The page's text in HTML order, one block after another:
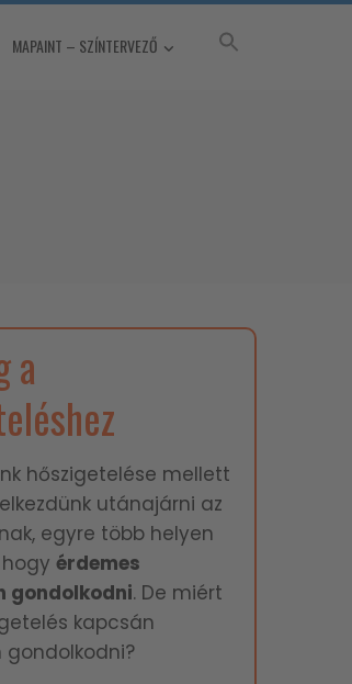
MAPAINT – SZÍNTERVEZŐ
a
hőszigetelése mellett
utánajárni az
egyre több helyen
érdemes
gondolkodni. De miért
kapcsán
gondolkodni?